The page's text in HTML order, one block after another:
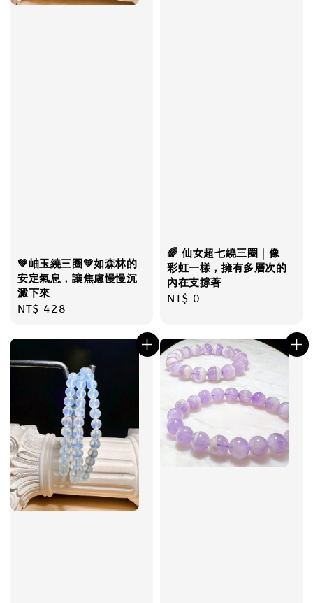
💚岫玉繞三圈💚如森林的
安定氣息，讓焦慮慢慢沉
澱下來
Regular
NT$ 428
🌈 仙女超七繞三圈｜像
彩虹一樣，擁有多層次的
內在支撐著
Regular
NT$ 0